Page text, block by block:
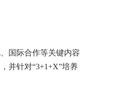
国际合作等关键内容
并针对“3+1+X”培养